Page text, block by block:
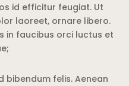
id efficitur feugiat. Ut
laoreet, ornare libero.
in faucibus orci luctus et
bibendum felis. Aenean